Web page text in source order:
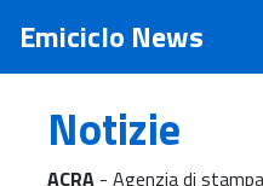
Emiciclo News
Notizie
ACRA - Agenzia di